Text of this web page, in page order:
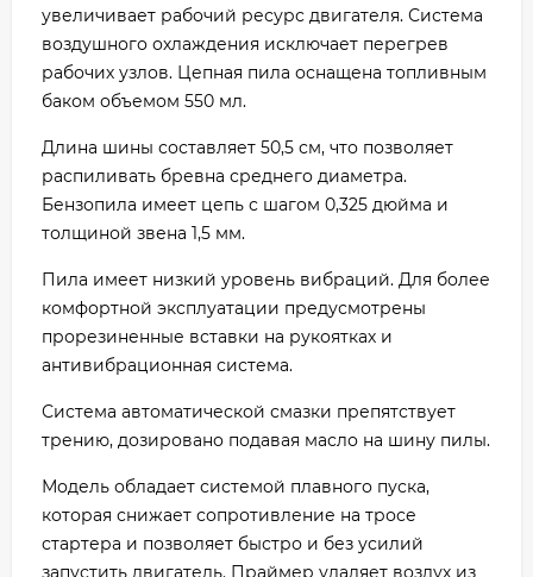
увеличивает рабочий ресурс двигателя. Система
воздушного охлаждения исключает перегрев
рабочих узлов. Цепная пила оснащена топливным
баком объемом 550 мл.
Длина шины составляет 50,5 см, что позволяет
распиливать бревна среднего диаметра.
Бензопила имеет цепь с шагом 0,325 дюйма и
толщиной звена 1,5 мм.
Пила имеет низкий уровень вибраций. Для более
комфортной эксплуатации предусмотрены
прорезиненные вставки на рукоятках и
антивибрационная система.
Система автоматической смазки препятствует
трению, дозировано подавая масло на шину пилы.
Модель обладает системой плавного пуска,
которая снижает сопротивление на тросе
стартера и позволяет быстро и без усилий